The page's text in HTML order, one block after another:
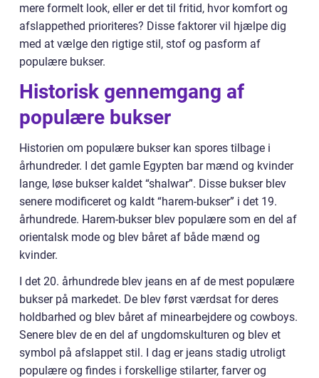
mere formelt look, eller er det til fritid, hvor komfort og
afslappethed prioriteres? Disse faktorer vil hjælpe dig
med at vælge den rigtige stil, stof og pasform af
populære bukser.
Historisk gennemgang af
populære bukser
Historien om populære bukser kan spores tilbage i
århundreder. I det gamle Egypten bar mænd og kvinder
lange, løse bukser kaldet “shalwar”. Disse bukser blev
senere modificeret og kaldt “harem-bukser” i det 19.
århundrede. Harem-bukser blev populære som en del af
orientalsk mode og blev båret af både mænd og
kvinder.
I det 20. århundrede blev jeans en af de mest populære
bukser på markedet. De blev først værdsat for deres
holdbarhed og blev båret af minearbejdere og cowboys.
Senere blev de en del af ungdomskulturen og blev et
symbol på afslappet stil. I dag er jeans stadig utroligt
populære og findes i forskellige stilarter, farver og